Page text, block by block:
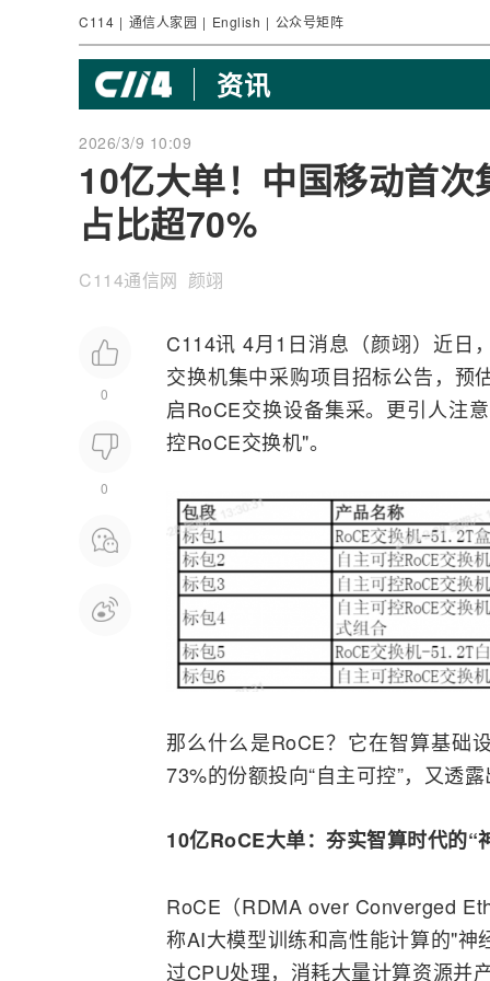
C114 | 通信人家园 | English | 公众号矩阵
资讯
2026/3/9 10:09
10亿大单！中国移动首
占比超70%
C114通信网 颜翊
0
0
C114讯 4月1日消息（颜翊）近日
交换机集中采购项目招标公告，预
启RoCE交换设备集采。更引人注
控RoCE交换机"。
那么什么是RoCE？它在智算基础
73%的份额投向“自主可控”，又透
10亿RoCE大单：夯实智算时代的“
RoCE（RDMA over Converged
称AI大模型训练和高性能计算的"神
过CPU处理，消耗大量计算资源并